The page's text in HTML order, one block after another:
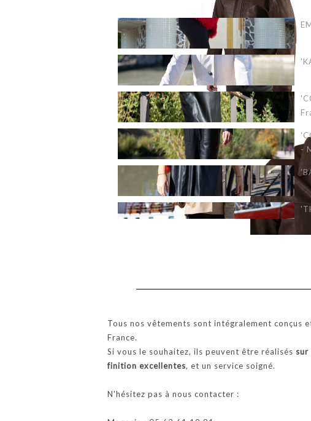
Tous nos vêtements sont intégralement conçus
France.
Si vous le souhaitez, ils peuvent être réalisés sur
finition excellentes, et un service soigné.
N'hésitez pas à nous contacter :
-